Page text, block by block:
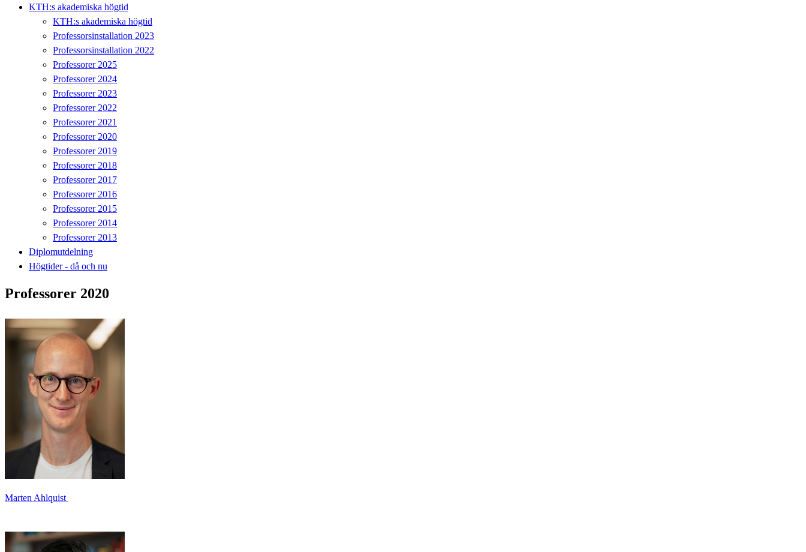
KTH:s akademiska högtid
KTH:s akademiska högtid
Professorsinstallation 2023
Professorsinstallation 2022
Professorer 2025
Professorer 2024
Professorer 2023
Professorer 2022
Professorer 2021
Professorer 2020
Professorer 2019
Professorer 2018
Professorer 2017
Professorer 2016
Professorer 2015
Professorer 2014
Professorer 2013
Diplomutdelning
Högtider - då och nu
Professorer 2020
Marten Ahlquist